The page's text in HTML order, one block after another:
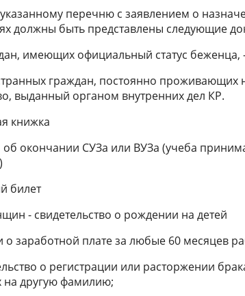
перечню с заявлением о
должны быть представлены следующие
имеющих официальный статус беженца,
граждан, постоянно проживающих
выданный органом внутренних дел КР.
книжка
окончании СУЗа или ВУЗа (учеба
билет
- свидетельство о рождении на детей
о заработной плате за любые 60 месяцев
о регистрации или расторжении
на другую фамилию;